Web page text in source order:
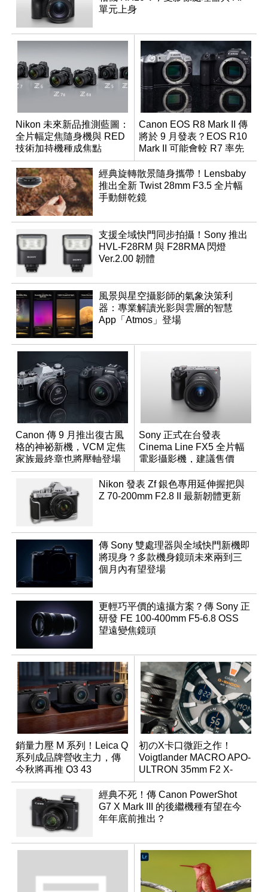
單元上身
Nikon 未來新品推測藍圖：
全片幅定焦隨身機與 RED
技術加持機種成焦點
Canon EOS R8 Mark II 傳
將於 9 月發表？EOS R10
Mark II 可能會較 R7 率先
推出
經典旋轉散景隨身攜帶！Lensbaby
推出全新 Twist 28mm F3.5 全片幅
手動餅乾鏡
支援全域快門同步拍攝！Sony 推出
HVL-F28RM 與 F28RMA 閃燈
Ver.2.00 韌體
風景與星空攝影師的氣象決策利
器：專業解讀光影與雲層的智慧
App「Atmos」登場
Canon 傳 9 月推出復古風
格的神祕新機，VCM 定焦
家族最終章也將壓軸登場
Sony 正式在台發表
Cinema Line FX5 全片幅
電影攝影機，建議售價
NT$144,980
Nikon 發表 Zf 銀色專用延伸握把與
Z 70-200mm F2.8 II 最新韌體更新
傳 Sony 雙處理器與全域快門新機即
將現身？多款機身鏡頭未來兩到三
個月內有望登場
更輕巧平價的遠攝方案？傳 Sony 正
研發 FE 100-400mm F5-6.8 OSS
望遠變焦鏡頭
銷量力壓 M 系列！Leica Q
系列成品牌營收主力，傳
今秋將再推 Q3 43
Monochrom
初のX卡口微距之作！
Voigtlander MACRO APO-
ULTRON 35mm F2 X-
mount
經典不死！傳 Canon PowerShot
G7 X Mark III 的後繼機種有望在今
年年底前推出？